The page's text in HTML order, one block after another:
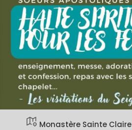
Monastère Sainte Claire